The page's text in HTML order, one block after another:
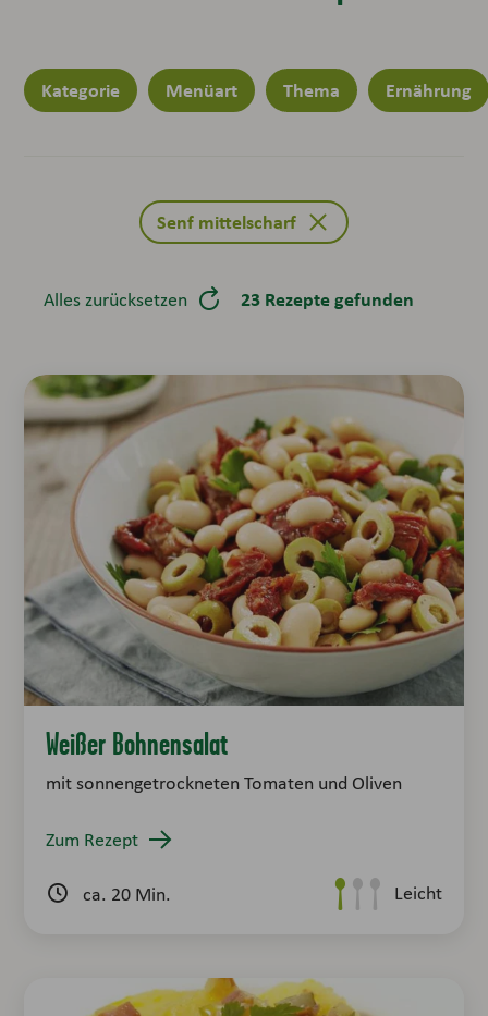
Kategorie Menüart Thema Ernährung
Senf mittelscharf
Alles zurücksetzen 23 Rezepte gefunden
Weißer Bohnensalat
mit sonnengetrockneten Tomaten und Oliven
Zum Rezept
ca. 20 Min. Leicht